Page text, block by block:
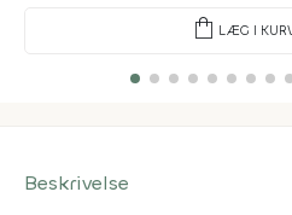
shopping_bag LÆG I
Beskrivelse